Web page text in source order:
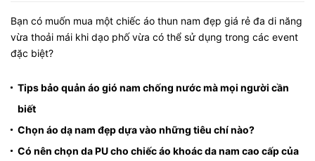
Bạn có muốn mua một chiếc áo thun nam đẹp giá rẻ đa di năng
vừa thoải mái khi dạo phố vừa có thể sử dụng trong các event
đặc biệt?
Tips bảo quản áo gió nam chống nước mà mọi người cần
biết
Chọn áo dạ nam đẹp dựa vào những tiêu chí nào?
Có nên chọn da PU cho chiếc áo khoác da nam cao cấp của